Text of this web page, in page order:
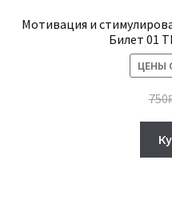
Мотивация и
Билет 01
ЦЕНЫ
750